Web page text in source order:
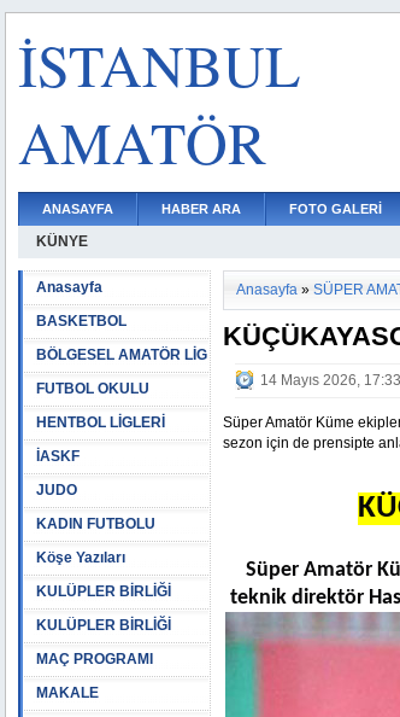
İSTANBUL
AMATÖR
ANASAYFA HABER ARA FOTO GALERİ
KÜNYE
Anasayfa
BASKETBOL
BÖLGESEL AMATÖR LİG
FUTBOL OKULU
HENTBOL LİGLERİ
İASKF
JUDO
KADIN FUTBOLU
Köşe Yazıları
KULÜPLER BİRLİĞİ
KULÜPLER BİRLİĞİ
MAÇ PROGRAMI
MAKALE
Anasayfa » SÜPER
14 Mayıs 2026, 17:33
Süper Amatör Küme
sezon için de prensipte
Süper Amatör
teknik direktör